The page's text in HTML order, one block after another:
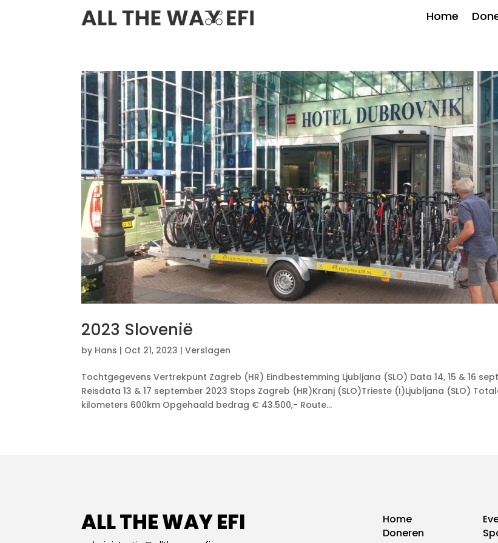
Home
2023 Slovenië
by Hans | Oct 21, 2023 |Verslagen
Tochtgegevens Vertrekpunt Zagreb (HR) Eindbestemming Ljubljana (SLO) Data 14, 15 & 16
Reisdata 13 & 17 september 2023 Stops Zagreb (HR)Kranj (SLO)Trieste (I)Ljubljana (SLO)
kilometers 600km Opgehaald bedrag € 43.500,- Route...
ALL THE WAY EFI
Home
Doneren